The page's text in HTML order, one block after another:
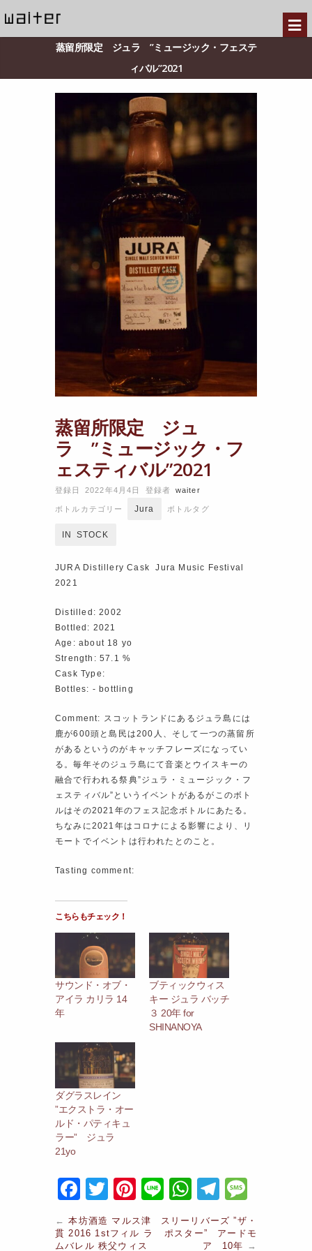
蒸留所限定 ジュラ ”ミュージック・フェステ
ィバル”2021
蒸留所限定 ジュ
ラ ”ミュージック・フ
ェスティバル”2021
登録日 2022年4月4日 登録者 waiter
ボトルカテゴリー Jura ボトルタグ
IN STOCK
JURA Distillery Cask Jura Music Festival
2021
Distilled: 2002
Bottled: 2021
Age: about 18 yo
Strength: 57.1 %
Cask Type:
Bottles: ‐ bottling
Comment: スコットランドにあるジュラ島には
鹿が600頭と島民は200人、そして一つの蒸留所
があるというのがキャッチフレーズになってい
る。毎年そのジュラ島にて音楽とウイスキーの
融合で行われる祭典”ジュラ・ミュージック・フ
ェスティバル”というイベントがあるがこのボト
ルはその2021年のフェス記念ボトルにあたる。
ちなみに2021年はコロナによる影響により、リ
モートでイベントは行われたとのこと。
Tasting comment:
こちらもチェック！
サウンド・オブ・
アイラ カリラ 14
年
ブティックウィス
キー ジュラ バッチ
３ 20年 for
SHINANOYA
ダグラスレイン
”エクストラ・オー
ルド・パティキュ
ラー” ジュラ
21yo
F
a
c
T
w
itt
Pi
nt
er
Li
n
e
W
h
at
T
el
e
s
←本坊酒造 マルス津
貫 2016 1stフィル ラ
ムバレル 秩父ウィス
スリーリバーズ ”ザ・
ポスター” アードモ
ア 10年 →